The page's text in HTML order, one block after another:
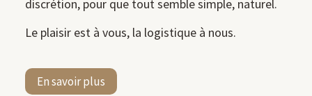
discrétion, pour que tout semble simple, naturel.
Le plaisir est à vous, la logistique à nous.
En savoir plus